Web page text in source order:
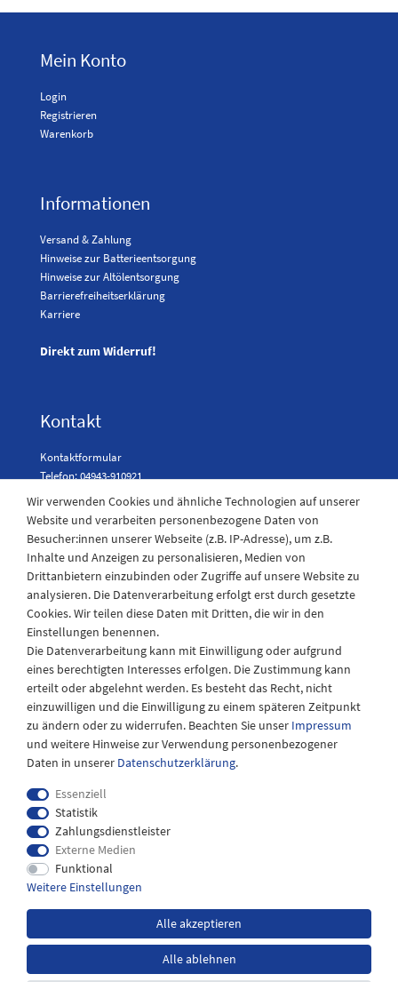
Mein Konto
Login
Registrieren
Warenkorb
Informationen
Versand & Zahlung
Hinweise zur Batterieentsorgung
Hinweise zur Altölentsorgung
Barrierefreiheitserklärung
Karriere
Direkt zum Widerruf!
Kontakt
Kontaktformular
Telefon: 04943-910921
Laden Öffnungszeiten
Montag - Freitag
08:30 - 12:30 und 13.00 - 17.30 Uhr
Samstags
08:30 bis 12:30 Uhr
Impressum
Widerrufs­recht
Versandkosten
Wir verwenden Cookies und ähnliche Technologien auf unserer
Website und verarbeiten personenbezogene Daten von
Besucher:innen unserer Webseite (z.B. IP-Adresse), um z.B.
Inhalte und Anzeigen zu personalisieren, Medien von
Drittanbietern einzubinden oder Zugriffe auf unsere Website zu
analysieren. Die Datenverarbeitung erfolgt erst durch gesetzte
Cookies. Wir teilen diese Daten mit Dritten, die wir in den
Einstellungen benennen.
Die Datenverarbeitung kann mit Einwilligung oder aufgrund
eines berechtigten Interesses erfolgen. Die Zustimmung kann
erteilt oder abgelehnt werden. Es besteht das Recht, nicht
einzuwilligen und die Einwilligung zu einem späteren Zeitpunkt
zu ändern oder zu widerrufen. Beachten Sie unser Impressum
und weitere Hinweise zur Verwendung personenbezogener
Daten in unserer Daten­schutz­erklärung.
Essenziell
Statistik
Zahlungsdienstleister
Externe Medien
Funktional
Weitere Einstellungen
Alle akzeptieren
Alle ablehnen